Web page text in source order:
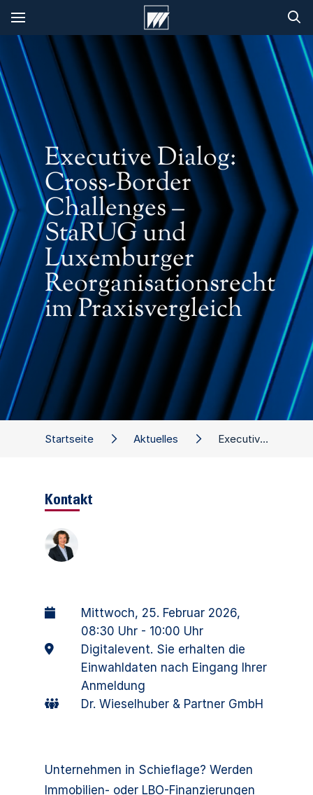
Mittwoch, 25. Februar 2026,
08:30 Uhr - 10:00 Uhr
Digitalevent. Sie erhalten die
Einwahldaten nach Eingang Ihrer
Anmeldung
Dr. Wieselhuber & Partner GmbH
Unternehmen in Schieflage? Werden
Immobilien‑ oder LBO-Finanzierungen
Kontakt
Startseite Aktuelles Executive Dialog: Cross-Border Challenges – StaRUG und Luxemburger Reorganisationsrecht im Praxisvergleich
Executive Dialog:
Cross-Border
Challenges –
StaRUG und
Luxemburger
Reorganisationsrecht
im Praxisvergleich